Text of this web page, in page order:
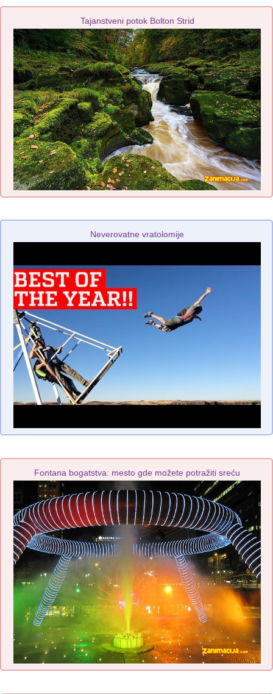
Tajanstveni potok Bolton Strid
Neverovatne vratolomije
Fontana bogatstva: mesto gde možete potražiti sreću